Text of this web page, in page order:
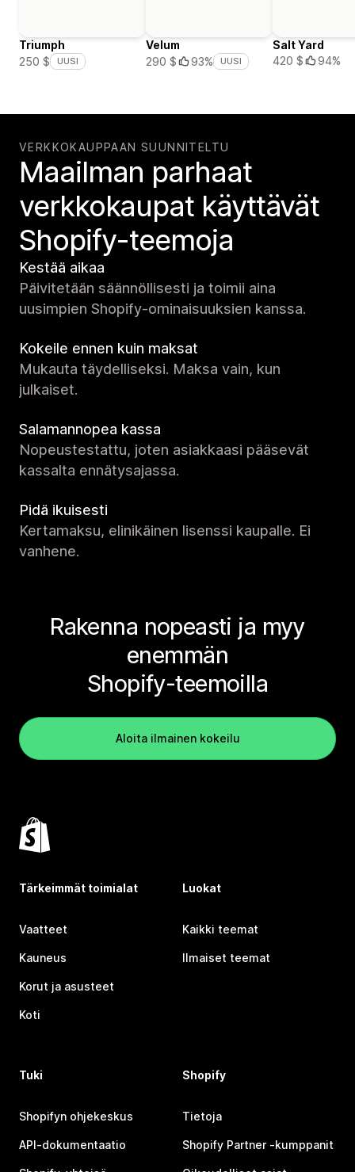
Triumph
250 $
UUSI
Velum
290 $
93% UUSI
Salt Yard
420 $
94%
VERKKOKAUPPAAN SUUNNITELTU
Maailman parhaat
verkko­kaupat käyttävät
Shopify-teemoja
Kestää aikaa
Päivitetään säännöllisesti ja toimii aina
uusimpien Shopify-ominaisuuksien kanssa.
Kokeile ennen kuin maksat
Mukauta täydelliseksi. Maksa vain, kun
julkaiset.
Salamannopea kassa
Nopeustestattu, joten asiakkaasi pääsevät
kassalta ennätysajassa.
Pidä ikuisesti
Kertamaksu, elinikäinen lisenssi kaupalle. Ei
vanhene.
Rakenna nopeasti ja myy
enemmän
Shopify-teemoilla
Aloita ilmainen kokeilu
Tärkeimmät toimialat
Vaatteet
Kauneus
Korut ja asusteet
Koti
Luokat
Kaikki teemat
Ilmaiset teemat
Tuki
Shopifyn ohjekeskus
API-dokumentaatio
Shopify
Tietoja
Shopify Partner ‑kumppanit